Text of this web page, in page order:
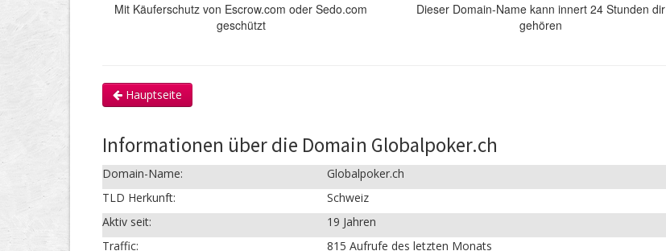
Mit Käuferschutz von Escrow.com oder Sedo.com
geschützt
Dieser Domain-Name kann innert 24 Stunden dir
gehören
Hauptseite
Informationen über die Domain Globalpoker.ch
Domain-Name:
Globalpoker.ch
TLD Herkunft:
Schweiz
Aktiv seit:
19 Jahren
Traffic:
815 Aufrufe des letzten Monats